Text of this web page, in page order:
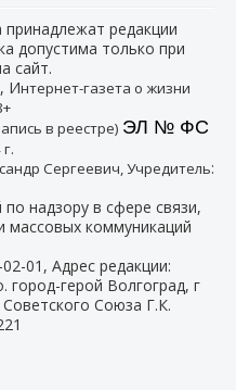
редакции
допустима только при
сайт.
Интернет-газета о жизни
в реестре) ЭЛ № ФС
Сергеевич, Учредитель:
надзору в сфере связи,
массовых коммуникаций
01 , Адрес редакции:
город-герой Волгоград, г
Союза Г.К.